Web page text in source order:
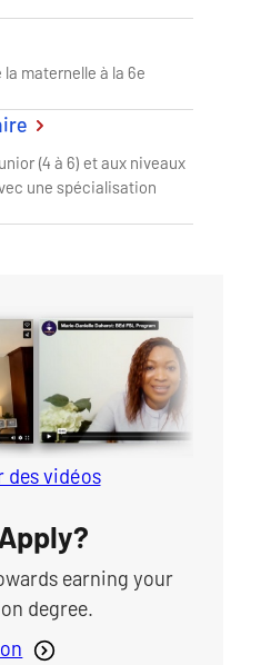
maternelle à la 6e
(4 à 6) et aux niveaux
une spécialisation
des vidéos
earning your
degree.